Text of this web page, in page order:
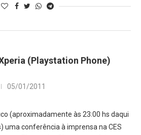
(Playstation Phone)
05/01/2011
(aproximadamente às 23:00 hs daqui
uma conferência à imprensa na CES